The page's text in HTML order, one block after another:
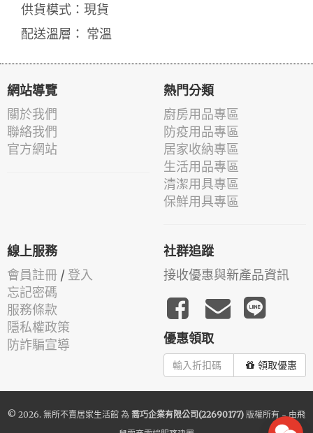
供貨模式：現貨
配送溫層： 常溫
網站導覽
關於我們
聯絡我們
官方網站
熱門分類
廚房用品專區
防疫用品專區
居家收納專區
生活用品專區
清潔用具專區
保鮮用具專區
線上服務
會員註冊 / 登入
忘記密碼
服務條款
隱私權政策
防詐騙宣導
社群追蹤
接收優惠與新產品資訊
優惠領取
領取優惠
© 2026. 無所不賣居家生活館 為 喬巧企業有限公司(22690177) 版權所有 - 由飛